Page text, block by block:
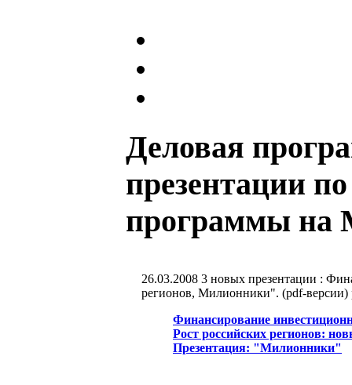
Деловая
презентации
программы на
26.03.2008 3 новых презентации :
регионов, Милионники". (pdf-версии)
Финансирование
Рост российских регионов:
Презентация: "Милионники"